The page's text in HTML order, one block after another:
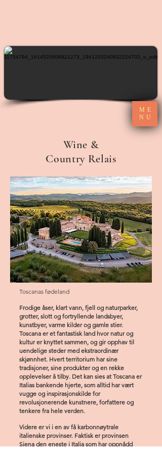
ME
NU
Wine &
Country Relais
Toscanas fødeland
Frodige åser, klart vann, fjell og naturparker,
grotter, slott og fortryllende landsbyer,
kunstbyer, varme kilder og gamle stier.
Toscana er et fantastisk land hvor natur og
kultur er knyttet sammen, og gir opphav til
uendelige steder med ekstraordinær
skjønnhet. Hvert territorium har sine
tradisjoner, sine produkter og en rekke
opplevelser å tilby. Det kan sies at Toscana er
Italias bankende hjerte, som alltid har vært
vugge og inspirasjonskilde for
revolusjonerende kunstnere, forfattere og
tenkere fra hele verden.
Videre er vi i en av få karbonnøytrale
italienske provinser. Faktisk er provinsen
Siena den eneste i Italia som har oppnådd